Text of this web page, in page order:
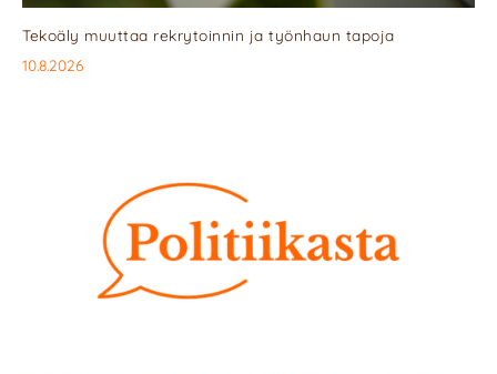
Tekoäly muuttaa rekrytoinnin ja työnhaun tapoja
10.8.2026